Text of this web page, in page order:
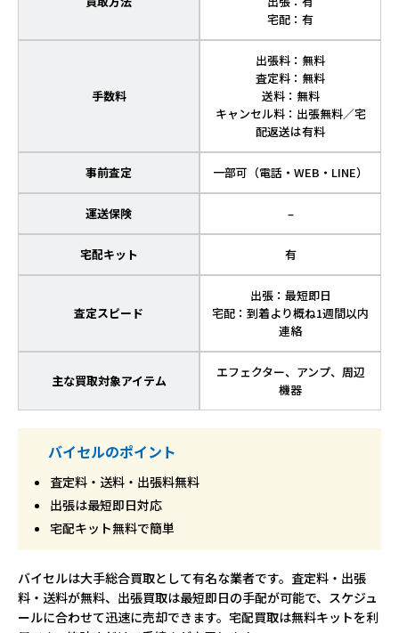
宅配：有
手数料
出張料：無料
査定料：無料
送料：無料
キャンセル料：出張無料／宅
配返送は有料
事前査定 一部可（電話・WEB・LINE）
運送保険 –
宅配キット 有
査定スピード
出張：最短即日
宅配：到着より概ね1週間以内
連絡
主な買取対象アイテム
エフェクター、アンプ、周辺
機器
バイセルのポイント
査定料・送料・出張料無料
出張は最短即日対応
宅配キット無料で簡単
バイセルは大手総合買取として有名な業者です。査定料・出張
料・送料が無料、出張買取は最短即日の手配が可能で、スケジュ
ールに合わせて迅速に売却できます。宅配買取は無料キットを利